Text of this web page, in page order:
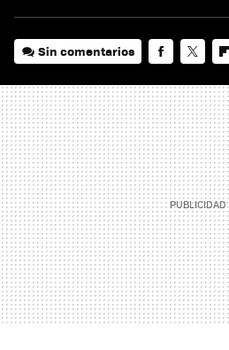
Sin comentarios